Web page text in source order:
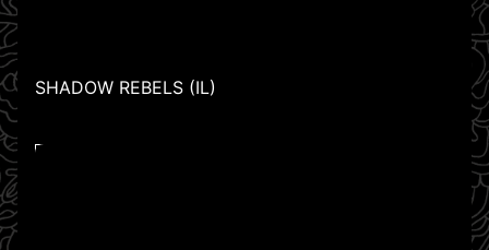
SHADOW REBELS (IL)